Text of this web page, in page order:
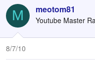
M meotom81
Youtube Master
8/7/10